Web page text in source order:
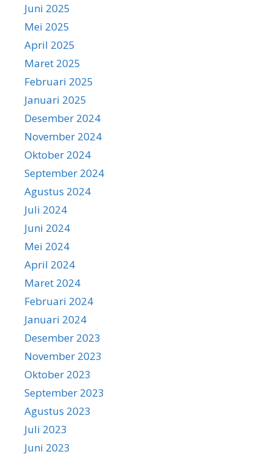
Juni 2025
Mei 2025
April 2025
Maret 2025
Februari 2025
Januari 2025
Desember 2024
November 2024
Oktober 2024
September 2024
Agustus 2024
Juli 2024
Juni 2024
Mei 2024
April 2024
Maret 2024
Februari 2024
Januari 2024
Desember 2023
November 2023
Oktober 2023
September 2023
Agustus 2023
Juli 2023
Juni 2023